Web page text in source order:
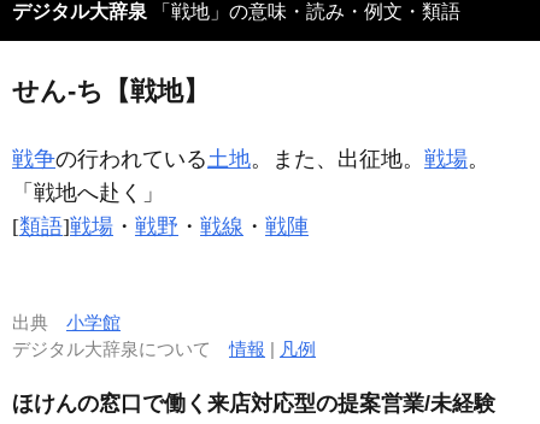
デジタル大辞泉 「戦地」の意味・読み・例文・類語
せん‐ち【戦地】
戦争の行われている土地。また、出征地。 戦場。
「 戦地へ赴く」
[類語]戦場 ・ 戦野 ・ 戦線 ・ 戦陣
出典 小学館
デジタル大辞泉について情報 | 凡例
ほけんの窓口で働く来店対応型の提案営業/未経験